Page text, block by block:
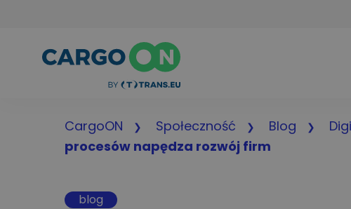
CargoON Społeczność Blog
procesów napędza rozwój firm
blog